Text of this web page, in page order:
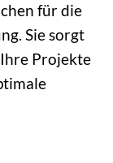
für die
Sie sorgt
Projekte